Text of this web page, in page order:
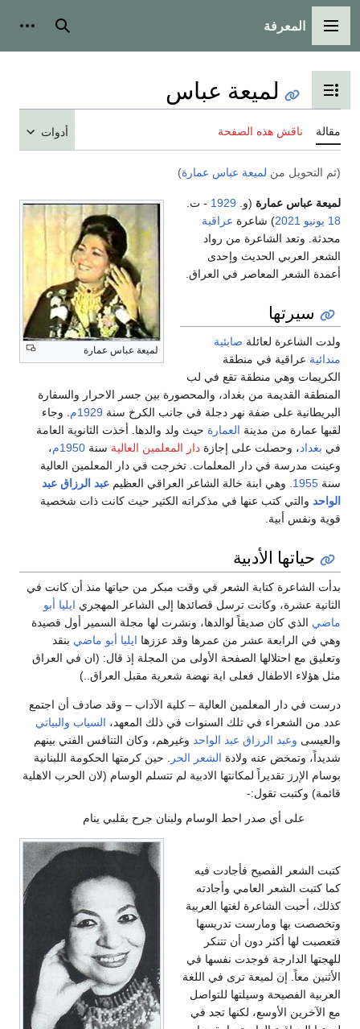
القائمة الرئيسية
المعرفة بحث
تبديل عرض جدول المحتويات
لميعة عباس
مقالة ناقش هذه الصفحة أدوات
(تم التحويل من لميعة عباس عمارة)
لميعة عباس عمارة
لميعة عباس عمارة (و. 1929 - ت.
18 يونيو
2021) شاعرة عراقية
محدثة. وتعد الشاعرة من رواد
الشعر العربي الحديث وإحدى
أعمدة الشعر المعاصر في العراق.
سيرتها
ولدت الشاعرة لعائلة صابئية
مندائية عراقية في منطقة
الكريمات وهي منطقة تقع في لب
المنطقة القديمة من بغداد، والمحصورة بين جسر الاحرار والسفارة
البريطانية على ضفة نهر دجلة في جانب الكرخ سنة 1929م
. وجاء
لقبها عمارة من مدينة العمارة حيث ولد والدها. أخذت الثانوية العامة
في بغداد، وحصلت على إجازة دار المعلمين العالية سنة 1950م
،
وعينت مدرسة في دار المعلمات. تخرجت في دار المعلمين العالية
سنة 1955. وهي ابنة خالة الشاعر العراقي العظيم عبد الرزاق عبد
الواحد والتي كتب عنها في مذكراته الكثير حيث كانت ذات شخصية
قوية ونفس أبية.
حياتها الأدبية
بدأت الشاعرة كتابة الشعر في وقت مبكر من حياتها منذ أن كانت في
الثانية عشرة، وكانت ترسل قصائدها إلى الشاعر المهجري ايليا أبو
ماضي الذي كان صديقاً لوالدها، ونشرت لها مجلة السمير أول قصيدة
وهي في الرابعة عشر من عمرها وقد عززها ايليا أبو ماضي بنقد
وتعليق مع احتلالها الصفحة الأولى من المجلة إذ قال: (ان في العراق
مثل هؤلاء الاطفال فعلى اية نهضة شعرية مقبل العراق..)
درست في دار المعلمين العالية – كلية الآداب – وقد صادف أن اجتمع
عدد من الشعراء في تلك السنوات في ذلك المعهد، السياب والبياتي
والعيسى وعبد الرزاق عبد الواحد وغيرهم، وكان التنافس الفني بينهم
شديداً، وتمخض عنه ولادة الشعر الحر
. حين كرمتها الحكومة اللبنانية
بوسام الإرز تقديراً لمكانتها الادبية لم تتسلم الوسام (لان الحرب الاهلية
قائمة) وكتبت تقول:-
على أي صدر احط الوسام ولبنان جرح بقلبي ينام
كتبت الشعر الفصيح فأجادت فيه
كما كتبت الشعر العامي وأجادته
كذلك، أحبت الشاعرة لغتها العربية
وتخصصت بها ومارست تدريسها
فتعصبت لها أكثر دون أن تتنكر
للهجتها الدارجة فوجدت نفسها في
الأثنين معاً. إن لميعة ترى في اللغة
العربية الفصيحة وسيلتها للتواصل
مع الآخرين الأوسع، لكنها تجد في